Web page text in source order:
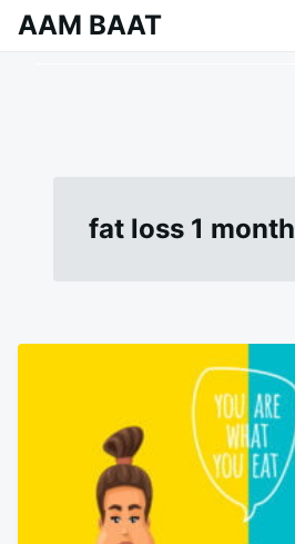
Skip Search
AAM BAAT
fat loss 1 month